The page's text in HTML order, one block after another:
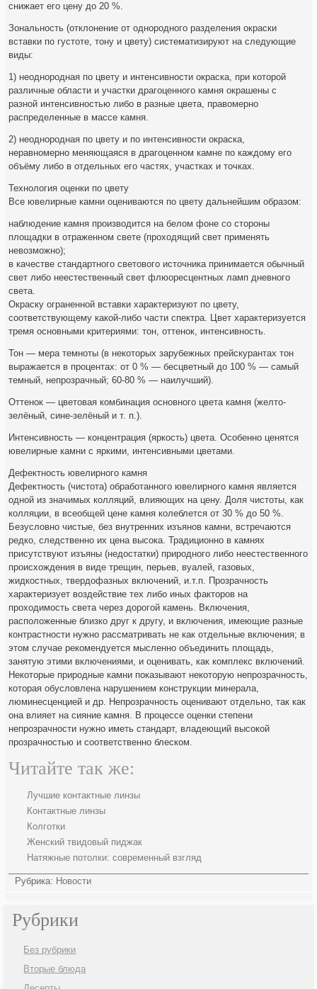
снижает его цену до 20 %.
Зональность (отклонение от однородного разделения окраски
вставки по густоте, тону и цвету) систематизируют на следующие
виды:
1) неоднородная по цвету и интенсивности окраска, при которой
различные области и участки драгоценного камня окрашены с
разной интенсивностью либо в разные цвета, правомерно
распределенные в массе камня.
2) неоднородная по цвету и по интенсивности окраска,
неравномерно меняющаяся в драгоценном камне по каждому его
объёму либо в отдельных его частях, участках и точках.
Технология оценки по цвету
Все ювелирные камни оцениваются по цвету дальнейшим образом:
наблюдение камня производится на белом фоне со стороны
площадки в отраженном свете (проходящий свет применять
невозможно);
в качестве стандартного светового источника принимается обычный
свет либо неестественный свет флюоресцентных ламп дневного
света.
Окраску ограненной вставки характеризуют по цвету,
соответствующему какой-либо части спектра. Цвет характеризуется
тремя основными критериями: тон, оттенок, интенсивность.
Тон — мера темноты (в некоторых зарубежных прейскурантах тон
выражается в процентах: от 0 % — бесцветный до 100 % — самый
темный, непрозрачный; 60-80 % — наилучший).
Оттенок — цветовая комбинация основного цвета камня (желто-
зелёный, сине-зелёный и т. п.).
Интенсивность — концентрация (яркость) цвета. Особенно ценятся
ювелирные камни с яркими, интенсивными цветами.
Дефектность ювелирного камня
Дефектность (чистота) обработанного ювелирного камня является
одной из значимых колляций, влияющих на цену. Доля чистоты, как
колляции, в всеобщей цене камня колеблется от 30 % до 50 %.
Безусловно чистые, без внутренних изъянов камни, встречаются
редко, следственно их цена высока. Традиционно в камнях
присутствуют изъяны (недостатки) природного либо неестественного
происхождения в виде трещин, перьев, вуалей, газовых,
жидкостных, твердофазных включений, и.т.п. Прозрачность
характеризует воздействие тех либо иных факторов на
проходимость света через дорогой камень. Включения,
расположенные близко друг к другу, и включения, имеющие разные
контрастности нужно рассматривать не как отдельные включения; в
этом случае рекомендуется мысленно объединить площадь,
занятую этими включениями, и оценивать, как комплекс включений.
Некоторые природные камни показывают некоторую непрозрачность,
которая обусловлена нарушением конструкции минерала,
люминесценцией и др. Непрозрачность оценивают отдельно, так как
она влияет на сияние камня. В процессе оценки степени
непрозрачности нужно иметь стандарт, владеющий высокой
прозрачностью и соответственно блеском.
Читайте так же:
Лучшие контактные линзы
Контактные линзы
Колготки
Женский твидовый пиджак
Натяжные потолки: современный взгляд
Рубрика: Новости
Рубрики
Без рубрики
Вторые блюда